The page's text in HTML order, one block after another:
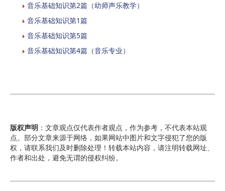
音乐基础知识第2篇（幼师声乐教学）
音乐基础知识第1篇
音乐基础知识第5篇
音乐基础知识第4篇（音乐专业）
版权声明 ：文章观点仅代表作者观点，作为参考，不代表本站观
点。部分文章来源于网络，如果网站中图片和文字侵犯了您的版
权，请联系我们及时删除处理！转载本站内容，请注明转载网址、
作者和出处，避免无谓的侵权纠纷。